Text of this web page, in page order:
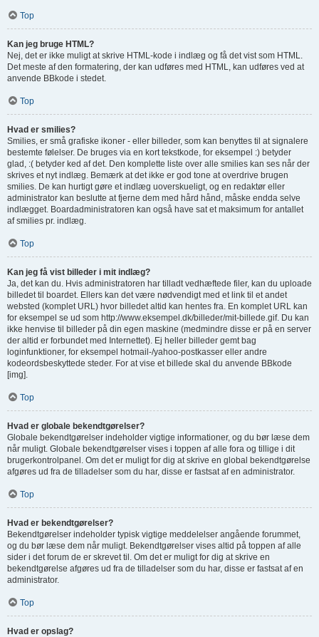
Top
Kan jeg bruge HTML?
Nej, det er ikke muligt at skrive HTML-kode i indlæg og få det vist som HTML.
Det meste af den formatering, der kan udføres med HTML, kan udføres ved at
anvende BBkode i stedet.
Top
Hvad er smilies?
Smilies, er små grafiske ikoner - eller billeder, som kan benyttes til at signalere
bestemte følelser. De bruges via en kort tekstkode, for eksempel :) betyder
glad, :( betyder ked af det. Den komplette liste over alle smilies kan ses når der
skrives et nyt indlæg. Bemærk at det ikke er god tone at overdrive brugen
smilies. De kan hurtigt gøre et indlæg uoverskueligt, og en redaktør eller
administrator kan beslutte at fjerne dem med hård hånd, måske endda selve
indlægget. Boardadministratoren kan også have sat et maksimum for antallet
af smilies pr. indlæg.
Top
Kan jeg få vist billeder i mit indlæg?
Ja, det kan du. Hvis administratoren har tilladt vedhæftede filer, kan du uploade
billedet til boardet. Ellers kan det være nødvendigt med et link til et andet
websted (komplet URL) hvor billedet altid kan hentes fra. En komplet URL kan
for eksempel se ud som http://www.eksempel.dk/billeder/mit-billede.gif. Du kan
ikke henvise til billeder på din egen maskine (medmindre disse er på en server
der altid er forbundet med Internettet). Ej heller billeder gemt bag
loginfunktioner, for eksempel hotmail-/yahoo-postkasser eller andre
kodeordsbeskyttede steder. For at vise et billede skal du anvende BBkode
[img].
Top
Hvad er globale bekendtgørelser?
Globale bekendtgørelser indeholder vigtige informationer, og du bør læse dem
når muligt. Globale bekendtgørelser vises i toppen af alle fora og tillige i dit
brugerkontrolpanel. Om det er muligt for dig at skrive en global bekendtgørelse
afgøres ud fra de tilladelser som du har, disse er fastsat af en administrator.
Top
Hvad er bekendtgørelser?
Bekendtgørelser indeholder typisk vigtige meddelelser angående forummet,
og du bør læse dem når muligt. Bekendtgørelser vises altid på toppen af alle
sider i det forum de er skrevet til. Om det er muligt for dig at skrive en
bekendtgørelse afgøres ud fra de tilladelser som du har, disse er fastsat af en
administrator.
Top
Hvad er opslag?